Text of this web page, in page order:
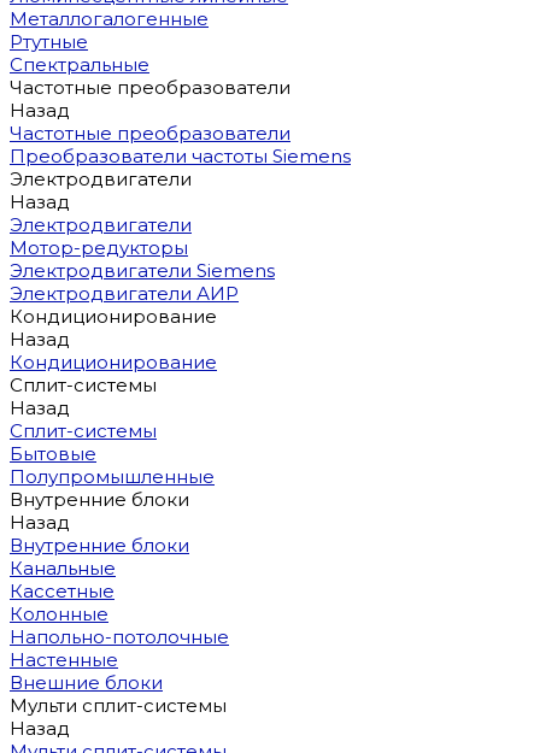
Металлогалогенные
Ртутные
Спектральные
Частотные преобразователи
Назад
Частотные преобразователи
Преобразователи частоты Siemens
Электродвигатели
Назад
Электродвигатели
Мотор-редукторы
Электродвигатели Siemens
Электродвигатели АИР
Кондиционирование
Назад
Кондиционирование
Сплит-системы
Назад
Сплит-системы
Бытовые
Полупромышленные
Внутренние блоки
Назад
Внутренние блоки
Канальные
Кассетные
Колонные
Напольно-потолочные
Настенные
Внешние блоки
Мульти сплит-системы
Назад